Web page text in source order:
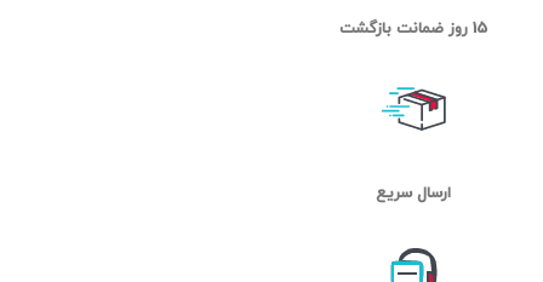
15 روز ضمانت بازگشت
ارسال سریع